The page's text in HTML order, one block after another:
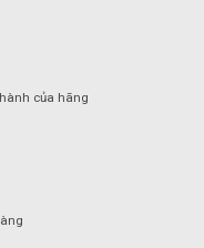
của hãng